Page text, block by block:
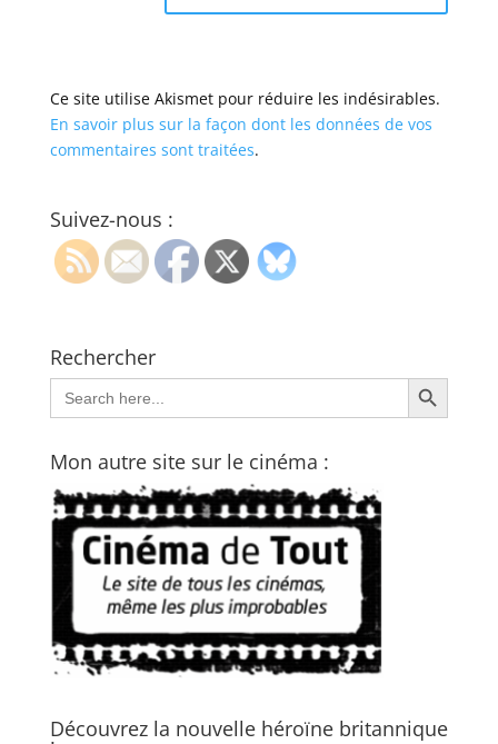
Ce site utilise Akismet pour réduire les indésirables.
En savoir plus sur la façon dont les données de vos
commentaires sont traitées.
Suivez-nous :
Rechercher
Search
for:
Search Button
Mon autre site sur le cinéma :
Découvrez la nouvelle héroïne britannique